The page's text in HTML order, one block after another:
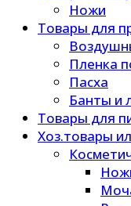
Ножи
Товары для
Пленка
Пасха
Банты и
Товары для
Хоз.товары